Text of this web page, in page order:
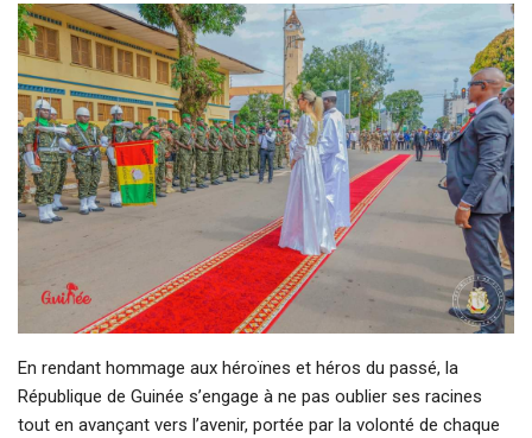
En rendant hommage aux héroïnes et héros du passé, la
République de Guinée s’engage à ne pas oublier ses racines
tout en avançant vers l’avenir, portée par la volonté de chaque